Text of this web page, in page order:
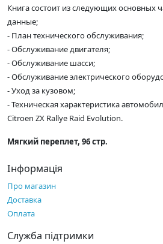
Книга состоит из следующих основных
данные;
- План технического обслуживания;
- Обслуживание двигателя;
- Обслуживание шасси;
- Обслуживание электрического
- Уход за кузовом;
- Техническая характеристика
Citroen ZX Rallye Raid Evolution.
Мягкий переплет, 96 стр.
Інформація
Про магазин
Доставка
Оплата
Служба підтримки